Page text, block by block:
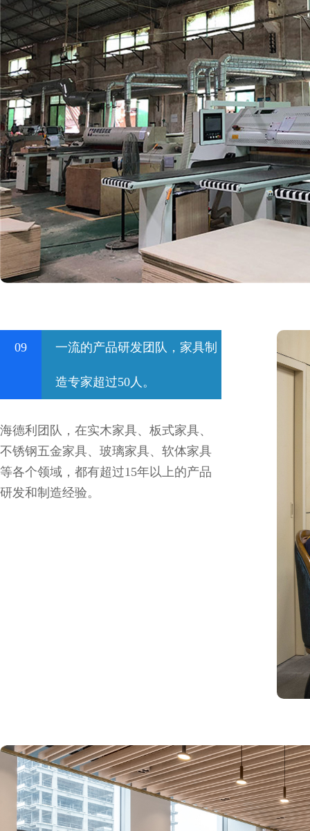
09 一流的产品研发团队，家具制
造专家超过50人。
海德利团队，在实木家具、板式家具、
不锈钢五金家具、玻璃家具、软体家具
等各个领域，都有超过15年以上的产品
研发和制造经验。